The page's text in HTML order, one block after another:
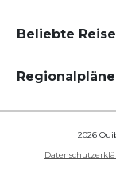
Beliebte
Regionalpläne
2026